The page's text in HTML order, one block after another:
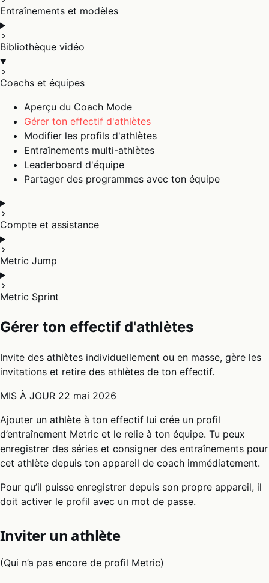
Entraînements et modèles
Bibliothèque vidéo
Coachs et équipes
Aperçu du Coach Mode
Gérer ton effectif d'athlètes
Modifier les profils d'athlètes
Entraînements multi-athlètes
Leaderboard d'équipe
Partager des programmes avec ton équipe
Compte et assistance
Metric Jump
Metric Sprint
Gérer ton effectif d'athlètes
Invite des athlètes individuellement ou en masse, gère les
invitations et retire des athlètes de ton effectif.
MIS À JOUR 22 mai 2026
Ajouter un athlète à ton effectif lui crée un profil
d’entraînement Metric et le relie à ton équipe. Tu peux
enregistrer des séries et consigner des entraînements pour
cet athlète depuis ton appareil de coach immédiatement.
Pour qu’il puisse enregistrer depuis son propre appareil, il
doit activer le profil avec un mot de passe.
Inviter un athlète
(Qui n’a pas encore de profil Metric)